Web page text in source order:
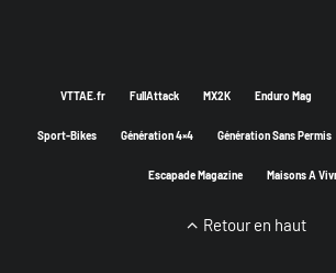
VTTAE.fr FullAttack MX2K Enduro Mag
Sport-Bikes Génération 4×4 Génération Sans Permis
Escapade Magazine Maisons A
Retour en haut